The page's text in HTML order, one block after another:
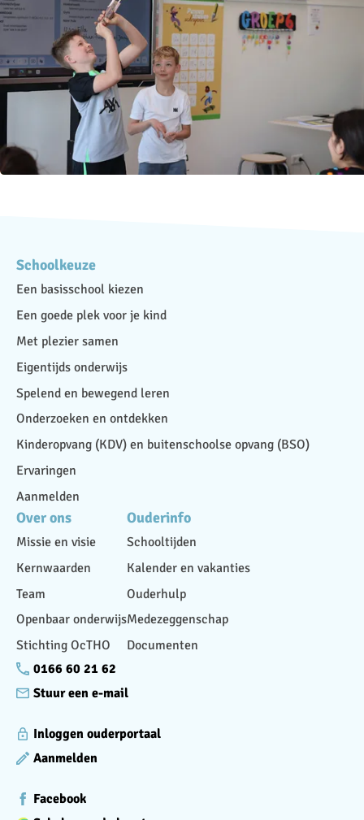
Schoolkeuze
Een basisschool kiezen
Een goede plek voor je kind
Met plezier samen
Eigentijds onderwijs
Spelend en bewegend leren
Onderzoeken en ontdekken
Kinderopvang (KDV) en buitenschoolse opvang (BSO)
Ervaringen
Aanmelden
Over ons
Missie en visie
Kernwaarden
Team
Openbaar onderwijs
Stichting OcTHO
Ouderinfo
Schooltijden
Kalender en vakanties
Ouderhulp
Medezeggenschap
Documenten
0166 60 21 62
Stuur een e-mail
Inloggen ouderportaal
Aanmelden
Facebook